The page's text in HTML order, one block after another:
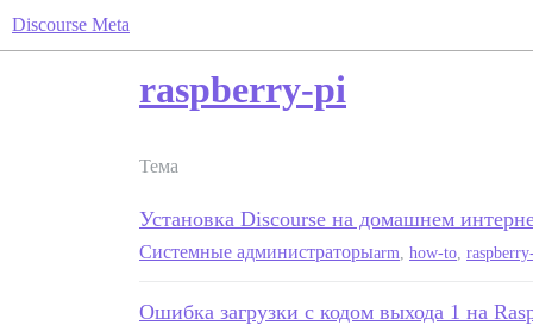
Discourse Meta
raspberry-pi
Тема
Установка Discourse на домашнем
Системные администраторыarm how-to
Ошибка загрузки с кодом выхода 1 на